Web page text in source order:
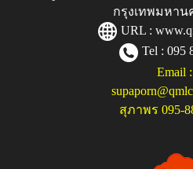
กรุงเทพมหาน
URL :
Tel : 095
Email :
สุภาพร 095-